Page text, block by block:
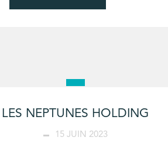
LES NEPTUNES HOLDING
15 JUIN 2023